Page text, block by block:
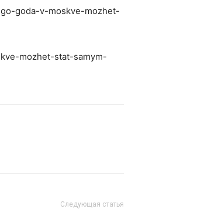
goda-v-moskve-mozhet-
mozhet-stat-samym-
Следующая статья